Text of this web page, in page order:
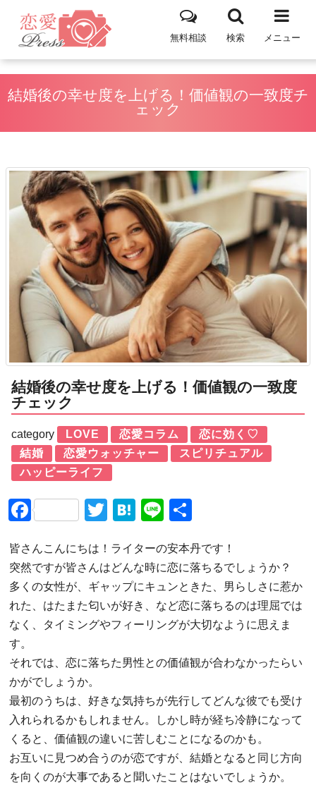
メニュー
検索
無料相談
結婚後の幸せ度を上げる！価値観の一致度チ
ェック
結婚後の幸せ度を上げる！価値観の一致度
チェック
category LOVE 恋愛コラム
恋に効く♡
結婚
恋愛ウォッチャー
スピリチュアル
ハッピーライフ
FacebookTwitter
Hatena
Line
皆さんこんにちは！ライターの安本丹です！
突然ですが皆さんはどんな時に恋に落ちるでしょうか？
多くの女性が、ギャップにキュンときた、男らしさに惹か
れた、はたまた匂いが好き、など恋に落ちるのは理屈では
なく、タイミングやフィーリングが大切なように思えま
す。
それでは、恋に落ちた男性との価値観が合わなかったらい
かがでしょうか。
最初のうちは、好きな気持ちが先行してどんな彼でも受け
入れられるかもしれません。しかし時が経ち冷静になって
くると、価値観の違いに苦しむことになるのかも。
お互いに見つめ合うのが恋ですが、結婚となると同じ方向
を向くのが大事であると聞いたことはないでしょうか。